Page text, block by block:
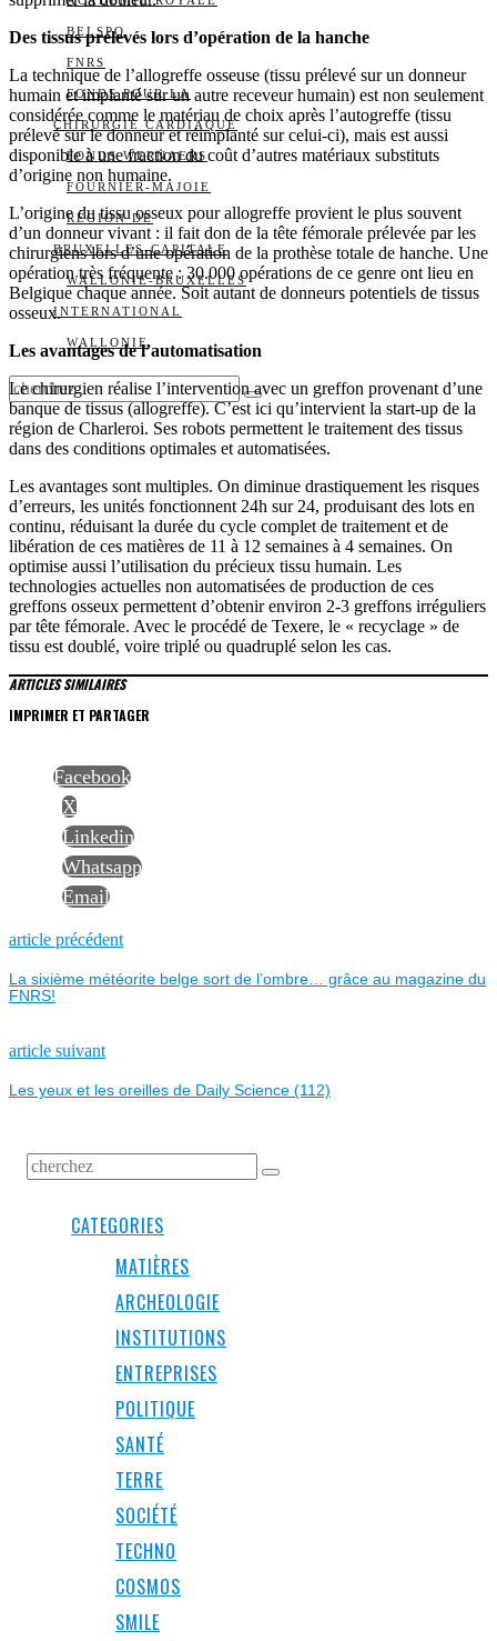
BELSPO
FNRS
FONDS POUR LA
CHIRURGIE CARDIAQUE
FONDS WERNAERS
FOURNIER-MAJOIE
RÉGION DE
BRUXELLES-CAPITALE
WALLONIE-BRUXELLES
INTERNATIONAL
WALLONIE
Des tissus prélevés lors d’opération de la hanche
La technique de l’allogreffe osseuse (tissu prélevé sur un donneur
humain et implanté sur un autre receveur humain) est non seulement
considérée comme le matériau de choix après l’autogreffe (tissu
prélevé sur le donneur et réimplanté sur celui-ci), mais est aussi
disponible à une fraction du coût d’autres matériaux substituts
d’origine non humaine.
L’origine du tissu osseux pour allogreffe provient le plus souvent
d’un donneur vivant : il fait don de la tête fémorale prélevée par les
chirurgiens lors d’une opération de la prothèse totale de hanche. Une
opération très fréquente : 30.000 opérations de ce genre ont lieu en
Belgique chaque année. Soit autant de donneurs potentiels de tissus
osseux.
Les avantages de l’automatisation
Le chirurgien réalise l’intervention avec un greffon provenant d’une
banque de tissus (allogreffe). C’est ici qu’intervient la start-up de la
région de Charleroi. Ses robots permettent le traitement des tissus
dans des conditions optimales et automatisées.
Les avantages sont multiples. On diminue drastiquement les risques
d’erreurs, les unités fonctionnent 24h sur 24, produisant des lots en
continu, réduisant la durée du cycle complet de traitement et de
libération de ces matières de 11 à 12 semaines à 4 semaines. On
optimise aussi l’utilisation du précieux tissu humain. Les
technologies actuelles non automatisées de production de ces
greffons osseux permettent d’obtenir environ 2-3 greffons irréguliers
par tête fémorale. Avec le procédé de Texere, le « recyclage » de
tissu est doublé, voire triplé ou quadruplé selon les cas.
ARTICLES SIMILAIRES
IMPRIMER ET PARTAGER
Facebook
X
Linkedin
Whatsapp
Email
NAVIGATION
DE
L’ARTICLE
article précédentPrevious
La sixième météorite belge sort de l’ombre… grâce au magazine du
FNRS!
article suivantNext
Les yeux et les oreilles de Daily Science (112)
CATEGORIES
MATIÈRES
ARCHEOLOGIE
INSTITUTIONS
ENTREPRISES
POLITIQUE
SANTÉ
TERRE
SOCIÉTÉ
TECHNO
COSMOS
SMILE